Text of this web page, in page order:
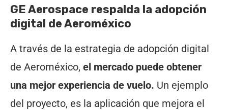
GE Aerospace respalda la adopción
digital de Aeroméxico
A través de la estrategia de adopción digital
de Aeroméxico, el mercado puede obtener
una mejor experiencia de vuelo. Un ejemplo
del proyecto, es la aplicación que mejora el